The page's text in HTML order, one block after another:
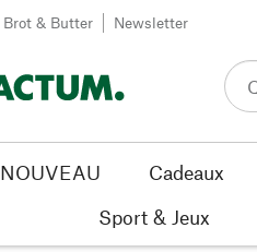
Brot & Butter Newsletter
NOUVEAU Cadeaux
Sport & Jeux